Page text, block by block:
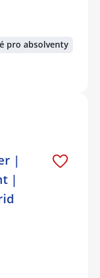
pro absolventy
|
|